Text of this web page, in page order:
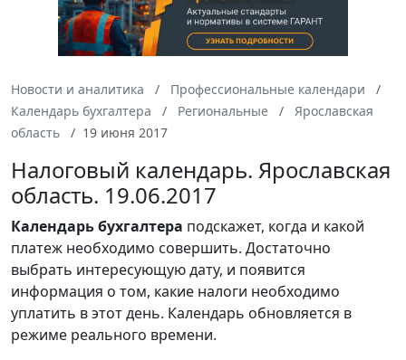
Новости и аналитика
Профессиональные календари
Календарь бухгалтера
Региональные
Ярославская
область
19 июня 2017
Налоговый календарь. Ярославская
область. 19.06.2017
Календарьбухгалтера подскажет, когда и какой
платеж необходимо совершить. Достаточно
выбрать интересующую дату, и появится
информация о том, какие налоги необходимо
уплатить в этот день. Календарь обновляется в
режиме реального времени.